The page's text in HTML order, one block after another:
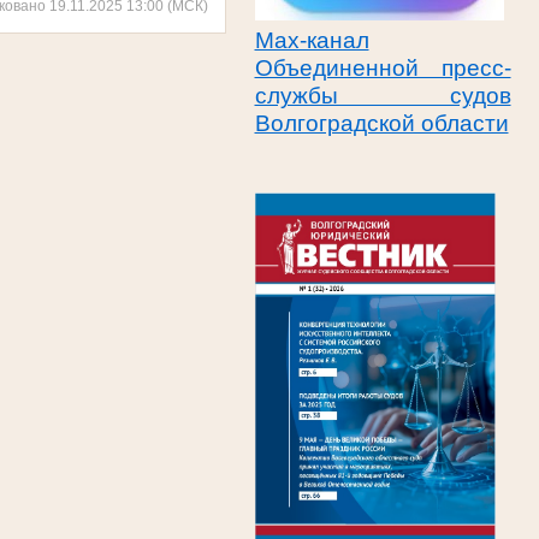
Max-канал
Объединенной пресс-
службы судов
Волгоградской области
19.11.2025 13:00 (МСК)